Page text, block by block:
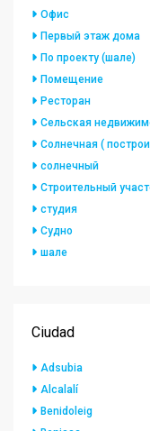
Офис
Первый этаж дома
По проекту (шале)
Помещение
Ресторан
Сельская
Солнечная (
солнечный
Строительный
студия
Судно
шале
Ciudad
Adsubia
Alcalalí
Benidoleig